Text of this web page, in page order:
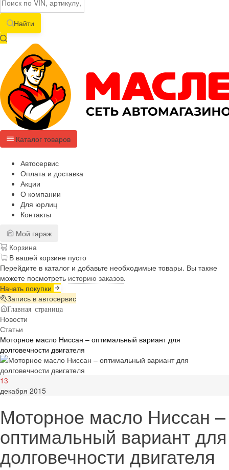
Найти
Каталог товаров
Автосервис
Оплата и доставка
Акции
О компании
Для юрлиц
Контакты
Мой гараж
Корзина
В вашей корзине пусто
Перейдите в каталог и добавьте необходимые товары. Вы также
можете посмотреть историю заказов.
Начать покупки
Запись в автосервис
Главная страница
Новости
Статьи
Моторное масло Ниссан – оптимальный вариант для
долговечности двигателя
13
декабря 2015
Моторное масло Ниссан –
оптимальный вариант для
долговечности двигателя